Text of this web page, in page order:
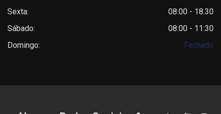
Sexta:
08:00 - 18.30
Sábado:
08:00 - 11:30
Domingo:
Fechado